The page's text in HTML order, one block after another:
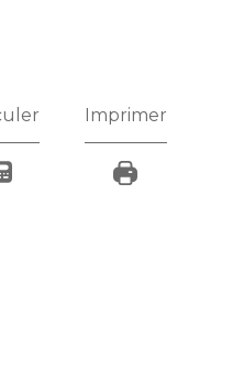
Imprimer